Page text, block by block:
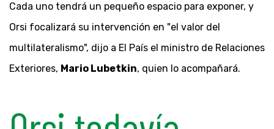
Cada uno tendrá un pequeño espacio para exponer, y
Orsi focalizará su intervención en "el valor del
multilateralismo", dijo a El País el ministro de Relaciones
Exteriores, Mario Lubetkin, quien lo acompañará.